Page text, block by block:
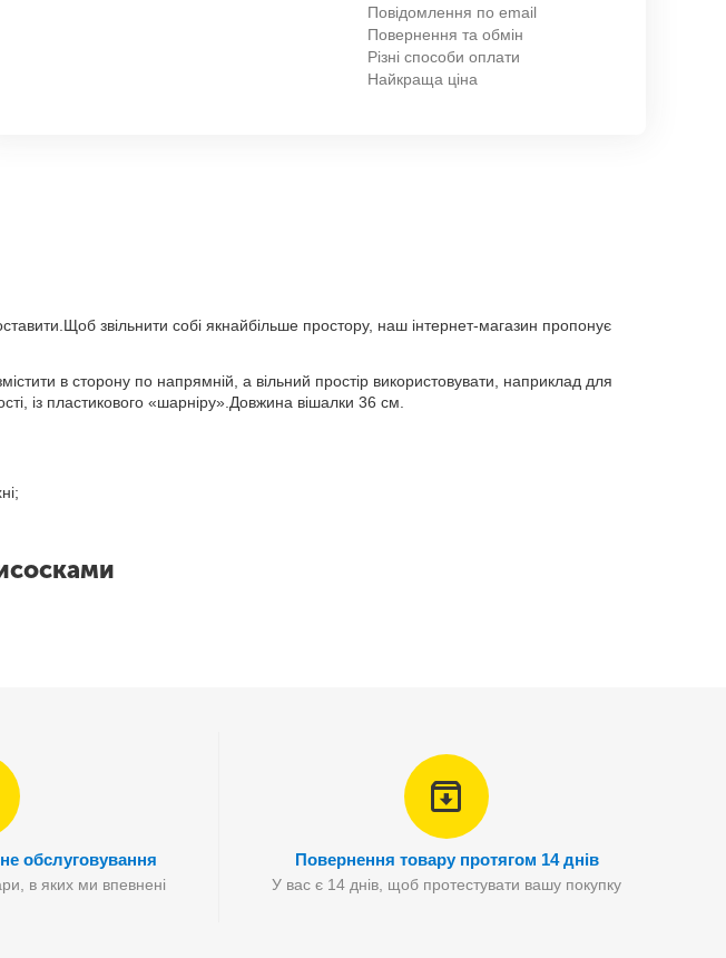
Повідомлення по email
Повернення та обмін
Різні способи оплати
Найкраща ціна
звільнити собі якнайбільше простору, наш інтернет-магазин пропонує
в сторону по напрямній, а вільний простір використовувати, наприклад для
із пластикового «шарніру».Довжина вішалки 36 см.
обслуговування
в яких ми впевнені
Повернення товару протягом 14 днів
У вас є 14 днів, щоб протестувати вашу покупку